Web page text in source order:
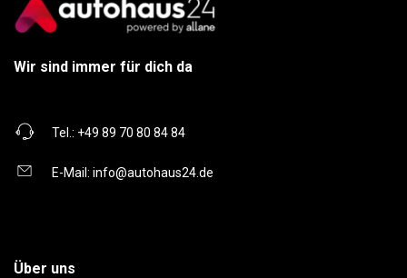
Wir sind immer für dich da
Tel.: +49 89 70 80 84 84
E-Mail: info@autohaus24.de
Über uns